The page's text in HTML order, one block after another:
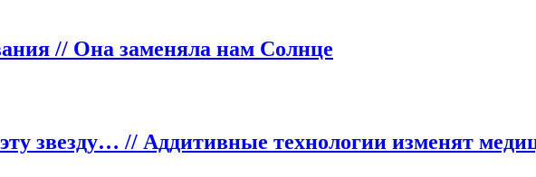
// Она заменяла нам Солнце
звезду… // Аддитивные технологии изменят